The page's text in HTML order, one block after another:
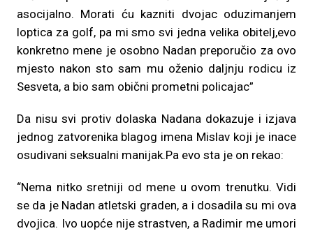
asocijalno. Morati ću kazniti dvojac oduzimanjem
loptica za golf, pa mi smo svi jedna velika obitelj,evo
konkretno mene je osobno Nadan preporučio za ovo
mjesto nakon sto sam mu oženio daljnju rodicu iz
Sesveta, a bio sam obični prometni policajac”
Da nisu svi protiv dolaska Nadana dokazuje i izjava
jednog zatvorenika blagog imena Mislav koji je inace
osudivani seksualni manijak.Pa evo sta je on rekao:
“Nema nitko sretniji od mene u ovom trenutku. Vidi
se da je Nadan atletski graden, a i dosadila su mi ova
dvojica. Ivo uopće nije strastven, a Radimir me umori